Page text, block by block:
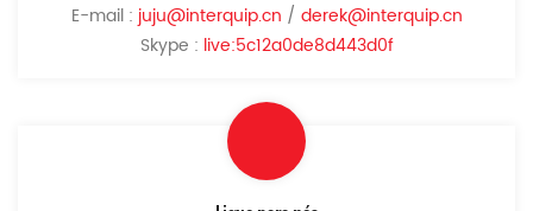
E-mail : juju@interquip.cn / derek@interquip.cn
Skype : live:5c12a0de8d443d0f